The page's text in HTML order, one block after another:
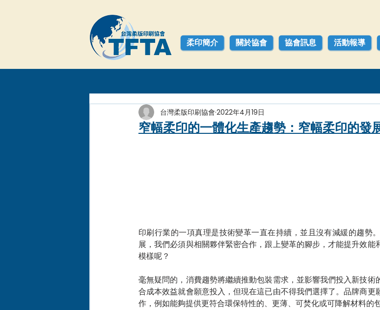
柔印簡介 關於協會 協會訊息 活動報導
窄幅柔印的一體化生產趨勢：窄幅柔印的發
台灣柔版印刷協會 2022年4月19日
印刷行業的一項真理是技術變革一直在持續，並且沒有減緩的趨勢
展，我們必須與相關夥伴緊密合作，跟上變革的腳步，才能提升效
模樣呢？
毫無疑問的，消費趨勢將繼續推動包裝需求，並影響我們投入新技
合成本效益就會願意投入，但現在這已由不得我們選擇了。品牌商更
作，例如能夠提供更符合環保特性的、更薄、可焚化或可降解材料的